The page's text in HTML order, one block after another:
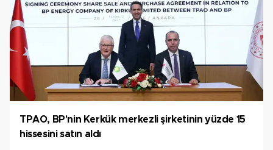
TPAO, BP'nin Kerkük merkezli şirketinin yüzde 15
hissesini satın aldı